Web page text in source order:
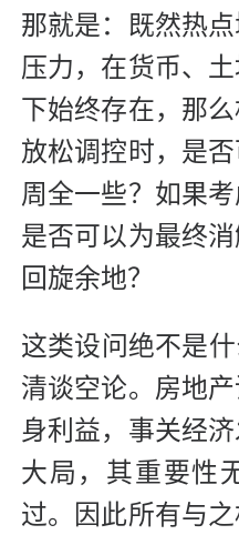
那就是：既然热
压力，在货币、
下始终存在，那
放松调控时，是
周全一些？如果
是否可以为最终
回旋余地？
这类设问绝不是
清谈空论。房地
身利益，事关经
大局，其重要性
过。因此所有与